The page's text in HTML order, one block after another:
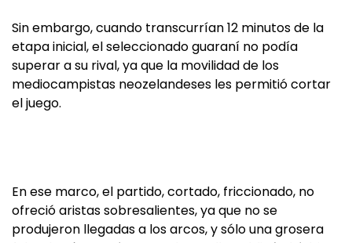
Sin embargo, cuando transcurrían 12 minutos de la
etapa inicial, el seleccionado guaraní no podía
superar a su rival, ya que la movilidad de los
mediocampistas neozelandeses les permitió cortar
el juego.
En ese marco, el partido, cortado, friccionado, no
ofreció aristas sobresalientes, ya que no se
produjeron llegadas a los arcos, y sólo una grosera